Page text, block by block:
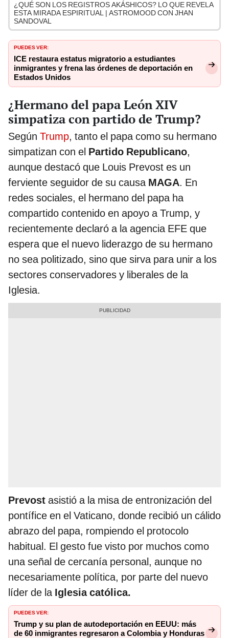
¿QUÉ SON LOS REGISTROS AKÁSHICOS? LO QUE REVELA
ESTA MIRADA ESPIRITUAL | ASTROMOOD CON JHAN
SANDOVAL
PUEDES VER:
ICE restaura estatus migratorio a estudiantes
inmigrantes y frena las órdenes de deportación en
Estados Unidos
¿Hermano del papa León XIV
simpatiza con partido de Trump?
Según Trump, tanto el papa como su hermano
simpatizan con el Partido Republicano,
aunque destacó que Louis Prevost es un
ferviente seguidor de su causa MAGA. En
redes sociales, el hermano del papa ha
compartido contenido en apoyo a Trump, y
recientemente declaró a la agencia EFE que
espera que el nuevo liderazgo de su hermano
no sea politizado, sino que sirva para unir a los
sectores conservadores y liberales de la
Iglesia.
Prevost asistió a la misa de entronización del
pontífice en el Vaticano, donde recibió un cálido
abrazo del papa, rompiendo el protocolo
habitual. El gesto fue visto por muchos como
una señal de cercanía personal, aunque no
necesariamente política, por parte del nuevo
líder de laIglesia católica.
PUEDES VER:
Trump y su plan de autodeportación en EEUU: más
de 60 inmigrantes regresaron a Colombia y Honduras